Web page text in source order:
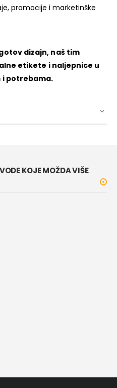
promocije i marketinške
dizajn, naš tim
etikete i naljepnice u
i potrebama.
KOJE MOŽDA VIŠE